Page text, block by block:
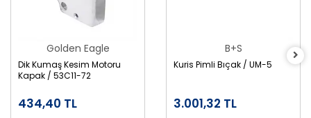
Golden Eagle
Dik Kumaş Kesim Motoru
Kapak / 53C11-72
434,40 TL
B+S
Kuris Pimli Bıçak / UM-5
3.001,32 TL